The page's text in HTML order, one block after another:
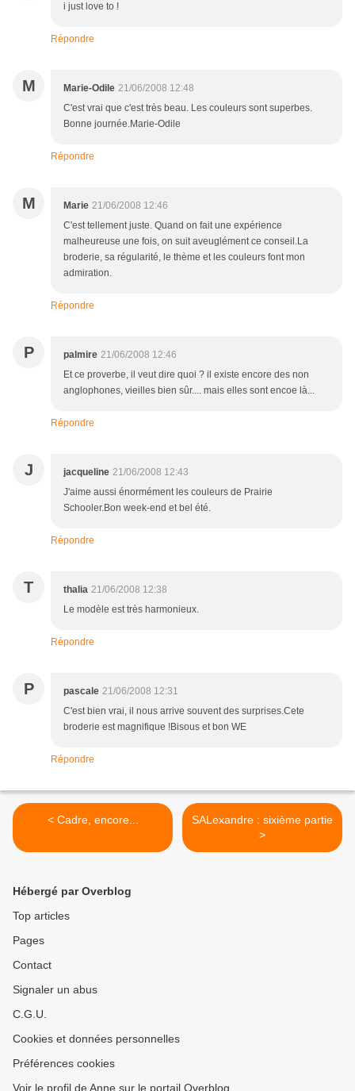
i just love to !
Répondre
M Marie-Odile 21/06/2008 12:48
C'est vrai que c'est très beau. Les couleurs sont superbes.
Bonne journée.Marie-Odile
Répondre
M Marie 21/06/2008 12:46
C'est tellement juste. Quand on fait une expérience
malheureuse une fois, on suit aveuglément ce conseil.La
broderie, sa régularité, le thème et les couleurs font mon
admiration.
Répondre
P palmire 21/06/2008 12:46
Et ce proverbe, il veut dire quoi ? il existe encore des non
anglophones, vieilles bien sûr.... mais elles sont encoe là...
Répondre
J jacqueline 21/06/2008 12:43
J'aime aussi énormément les couleurs de Prairie
Schooler.Bon week-end et bel été.
Répondre
T thalia 21/06/2008 12:38
Le modèle est très harmonieux.
Répondre
P pascale 21/06/2008 12:31
C'est bien vrai, il nous arrive souvent des surprises.Cete
broderie est magnifique !Bisous et bon WE
Répondre
< Cadre, encore...
SALexandre : sixième partie
>
Hébergé par Overblog
Top articles
Pages
Contact
Signaler un abus
C.G.U.
Cookies et données personnelles
Préférences cookies
Voir le profil de Anne sur le portail Overblog